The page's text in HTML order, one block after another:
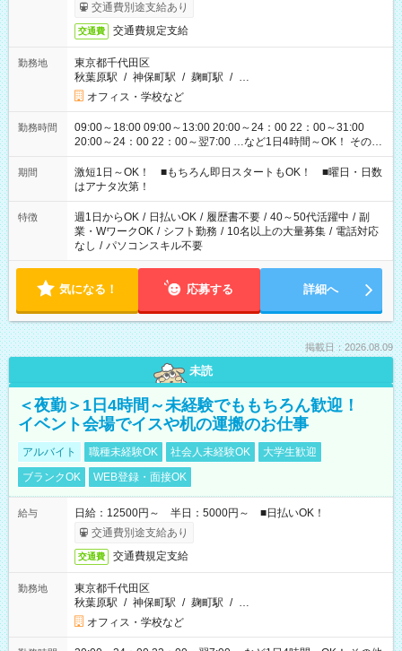
交通費別途支給あり
交通費 交通費規定支給
勤務地
東京都千代田区
秋葉原駅 / 神保町駅 / 麹町駅 / …
オフィス・学校など
勤務時間
09:00～18:00 09:00～13:00 20:00～24：00 22：00～31:00
20:00～24：00 22：00～翌7:00 …など1日4時間～OK！ その他
シフトもございます！ お気軽にご相談ください！
期間
激短1日～OK！ ■もちろん即日スタートもOK！ ■曜日・日数
はアナタ次第！
特徴 週1日からOK / 日払いOK / 履歴書不要 / 40～50代活躍中 / 副
業・WワークOK / シフト勤務 / 10名以上の大量募集 / 電話対応
なし / パソコンスキル不要
気になる！ 応募する 詳細へ
掲載日：2026.08.09
未読
＜夜勤＞1日4時間～未経験でももちろん歓迎！
イベント会場でイスや机の運搬のお仕事
アルバイト 職種未経験OK 社会人未経験OK
大学生歓迎
ブランクOK
WEB登録・面接OK
給与
日給：12500円～ 半日：5000円～ ■日払いOK！
交通費別途支給あり
交通費 交通費規定支給
勤務地
東京都千代田区
秋葉原駅 / 神保町駅 / 麹町駅 / …
オフィス・学校など